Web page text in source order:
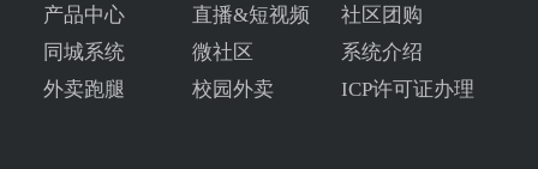
产品中心
直播&短视频
社区团购
同城系统
微社区
系统介绍
外卖跑腿
校园外卖 ICP许可证办理